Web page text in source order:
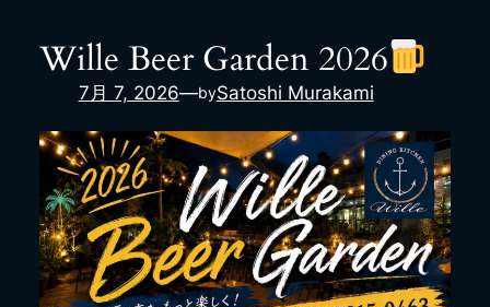
Wille Beer Garden 2026
7月 7, 2026—bySatoshi Murakami